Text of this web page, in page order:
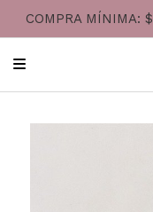
COMPRA MÍNIMA: